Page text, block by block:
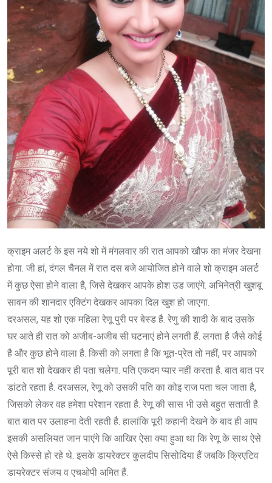
क्राइम अलर्ट के इस नये शो में मंगलवार की रात आपको खौफ का मंजर देखना
होगा. जी हां, दंगल चैनल में रात दस बजे आयोजित होने वाले शो क्राइम अलर्ट
में कुछ ऐसा होने वाला है, जिसे देखकर आपके होश उड जाएंगे. अभिनेत्री खुशबू
सावन की शानदार एक्टिंग देखकर आपका दिल खुश हो जाएगा.
दरअसल, यह शो एक महिला रेणू पुरी पर बेस्ड है. रेणु की शादी के बाद उसके
घर आते ही रात को अजीब-अजीब सी घटनाएं होने लगती हैं. लगता है जैसे कोई
है और कुछ होने वाला है. किसी को लगता है कि भूत-प्रेत तो नहीं, पर आपको
पूरी बात शो देखकर ही पता चलेगा. पति एकदम प्यार नहीं करता है. बात बात पर
डांटते रहता है. दरअसल, रेणू को उसकी पति का कोइ राज पता चल जाता है,
जिसको लेकर वह हमेशा परेशान रहता है. रेणू की सास भी उसे बहुत सताती है.
बात बात पर उलाहना देती रहती है. हालांकि पूरी कहानी देखने के बाद ही आप
इसकी असलियत जान पाएंगे कि आखिर ऐसा क्या हुआ था कि रेणू के साथ ऐसे
ऐसे किस्से हो रहे थे. इसके डायरेक्टर कुलदीप सिसोदिया हैं जबकि क्रिएटिव
डायरेक्टर संजय व एचओपी अमित हैं.